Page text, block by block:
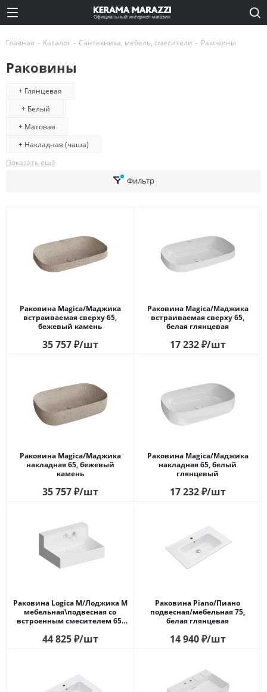
Официальный интернет-магазин
Главная - Каталог - Сантехника, мебель, смесители - Раковины
Раковины
+ Глянцевая
+ Белый
+ Матовая
+ Накладная (чаша)
Показать ещё
Фильтр
Раковина Magica/Маджика
встраиваемая сверху 65,
бежевый камень
35 757₽/шт
Раковина Magica/Маджика
встраиваемая сверху 65,
белая глянцевая
17 232₽/шт
Раковина Magica/Маджика
накладная 65, бежевый
камень
35 757₽/шт
Раковина Magica/Маджика
накладная 65, белый
глянцевый
17 232₽/шт
Раковина Logica M/Лоджика М
мебельная\подвесная cо
встроенным смесителем 65,
44 825₽/шт
Раковина Piano/Пиано
подвесная/мебельная 75,
белая глянцевая
14 940₽/шт